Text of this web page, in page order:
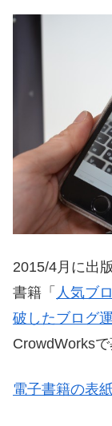
2015/4月に出
書籍「 人気ブ
破したブログ
CrowdWorksで
電子書籍の表